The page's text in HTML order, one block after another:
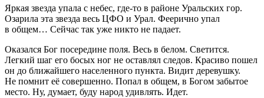
Яркая звезда упала с небес, где-то в районе Уральских гор.
Озарила эта звезда весь ЦФО и Урал. Феерично упал
в общем… Сейчас так уже никто не падает.
Оказался Бог посередине поля. Весь в белом. Светится.
Легкий шаг его босых ног не оставлял следов. Красиво пошел
он до ближайшего населенного пункта. Видит деревушку.
Не помнит её совершенно. Попал в общем, в Богом забытое
место. Ну, думает, буду народ удивлять. Идет.